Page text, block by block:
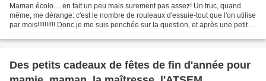
Maman écolo.... en fait un peu mais surement pas assez! Un truc, quand
même, me dérange: c'est le nombre de rouleaux d'essuie-tout que l'on utilise
par mois!!!!!!!!!! Donc je me suis penchée sur la question, et après une petite
Des petits cadeaux de fêtes de fin d'année pour